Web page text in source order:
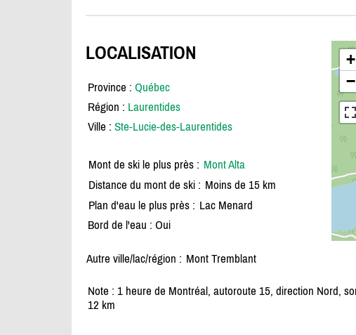
+
−
LOCALISATION
Province : Québec
Région : Laurentides
Ville : Ste-Lucie-des-Laurentides
Mont de ski le plus près : Mont Alta
Distance du mont de ski : Moins de 15 km
Plan d'eau le plus près : Lac Menard
Bord de l'eau : Oui
Autre ville/lac/région : Mont Tremblant
Note : 1 heure de Montréal, autoroute 15, direction Nord,
12 km